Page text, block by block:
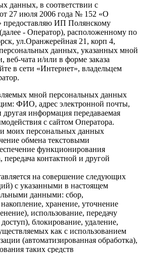
данных, в соответствии с
27 июля 2006 года № 152 «О
предоставляю ИП Полянскому
- Оператор), расположенному по
ул.Оранжерейная 21, корп 4,
данных, указанных мной
веб-чата и/или в форме заказа
в сети «Интернет», владельцем
мной персональных данных
ФИО, адрес электронной почты,
информация передаваемая
с сайтом Оператора.
моих персональных данных
обмена текстовыми
функционирования
передача контактной и другой
на совершение следующих
с указанными в настоящем
данными: сбор,
хранение, уточнение
использование, передачу
блокирование, удаление,
как с использованием
(автоматизированная обработка),
таких средств